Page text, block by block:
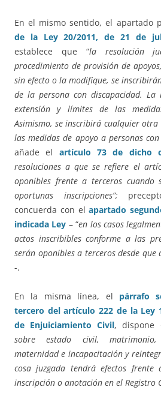
En el mismo sentido, el apartado
de la Ley 20/2011, de 21 de
establece que “la resolución
procedimiento de provisión de
sin efecto o la modifique, se
de la persona con discapacidad. La
extensión y límites de las
Asimismo, se inscribirá cualquier
las medidas de apoyo a personas
añade el artículo 73 de dicho
resoluciones a que se refiere el
oponibles frente a terceros cuando
oportunas inscripciones”;
concuerda con elapartado
indicada Ley – “en los casos
actos inscribibles conforme a las
serán oponibles a terceros desde que
-.
En la misma línea, el párrafo
tercero del artículo 222 de la Ley
de Enjuiciamiento Civil, dispone
sobre estado civil, matrimonio,
maternidad e incapacitación y
cosa juzgada tendrá efectos
inscripción o anotación en el Registro